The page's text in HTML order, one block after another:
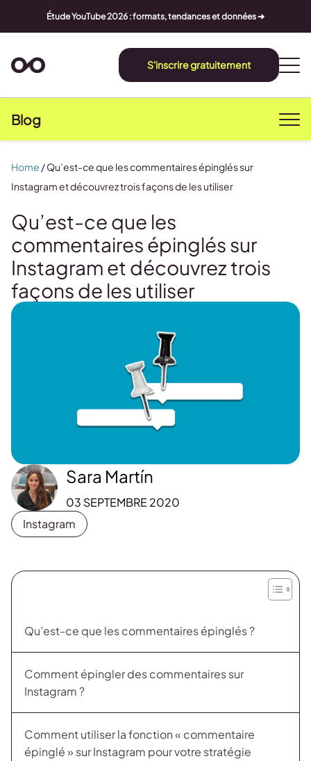
Étude YouTube 2026 : formats, tendances et données ➔
S'inscrire gratuitement
Blog
Qu’est-ce que les
commentaires épinglés sur
Instagram et découvrez trois
façons de les utiliser
Sara Martín
03 SEPTEMBRE 2020
Instagram
Home /Qu’est-ce que les commentaires épinglés sur
Instagram et découvrez trois façons de les utiliser
Qu’est-ce que les commentaires épinglés ?
Comment épingler des commentaires sur
Instagram ?
Comment utiliser la fonction « commentaire
épinglé » sur Instagram pour votre stratégie